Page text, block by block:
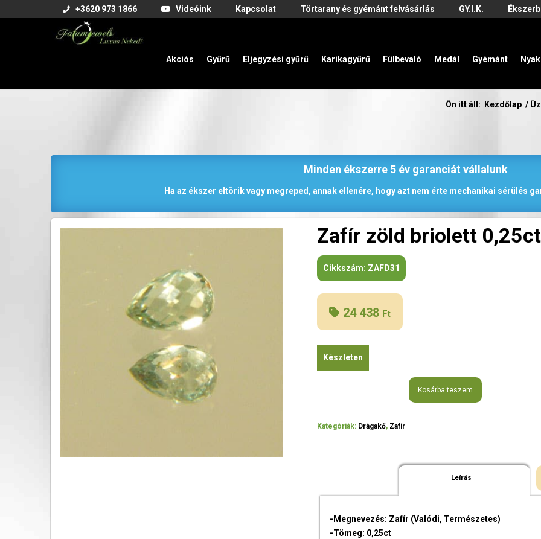
+3620 973 1866 Videóink Kapcsolat Törtarany és gyémánt felvásárlás GY.I.K.
Akciós Gyűrű Eljegyzési gyűrű Karikagyűrű Fülbevaló Medál Gyémánt
Ön itt áll: Kezdőlap /
Minden ékszerre 5 év garanciát vállalunk
Ha az ékszer eltörik vagy megreped, annak ellenére, hogy azt nem érte mechanikai sérülés
Zafír zöld briolett 0,25ct
Cikkszám: ZAFD31
24 438 Ft
Készleten
Kosárba teszem
Kategóriák: Drágakő, Zafír
Leírás
-Megnevezés: Zafír (Valódi, Természetes)
-Tömeg: 0,25ct